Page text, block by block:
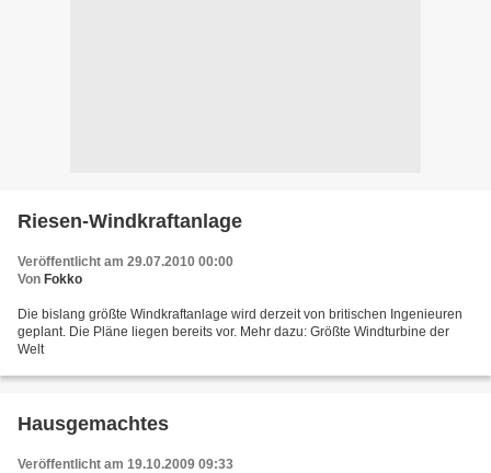
Riesen-Windkraftanlage
Veröffentlicht am 29.07.2010 00:00
Von Fokko
Die bislang größte Windkraftanlage wird derzeit von britischen Ingenieuren
geplant. Die Pläne liegen bereits vor. Mehr dazu: Größte Windturbine der
Welt
Hausgemachtes
Veröffentlicht am 19.10.2009 09:33